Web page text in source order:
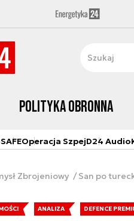
Polityka obronna
SAFEOperacja SzpejD24 Audio
Zbrojeniowy San po
ANALIZA DEFENCE